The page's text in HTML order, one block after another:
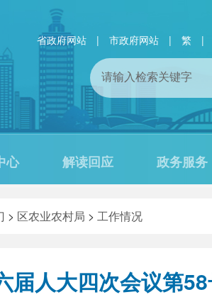
省政府网站 | 市政府网站 | 繁 |
心 解读回应 政务服务
> 区农业农村局 > 工作情况
届人大四次会议第